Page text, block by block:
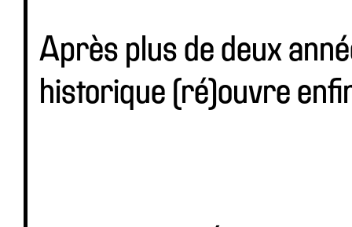
Après plus de deux
historique (ré)ouvre